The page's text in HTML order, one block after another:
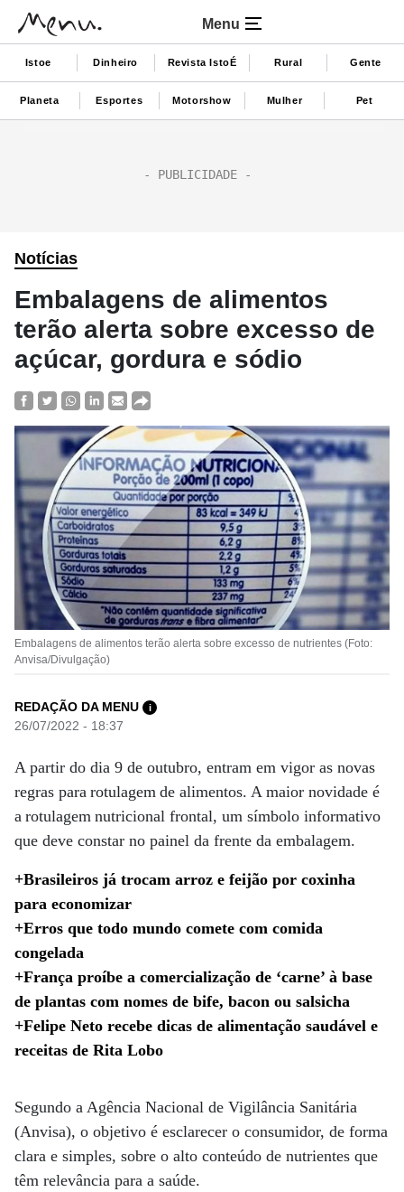
Menu
Istoe Dinheiro Revista IstoÉ Rural Gente
Planeta Esportes Motorshow Mulher Pet
Notícias
Embalagens de alimentos
terão alerta sobre excesso de
açúcar, gordura e sódio
Embalagens de alimentos terão alerta sobre excesso de nutrientes (Foto:
Anvisa/Divulgação)
REDAÇÃO DA MENU i
26/07/2022 - 18:37
A partir do dia 9 de outubro, entram em vigor as novas
regras para rotulagem de alimentos. A maior novidade é
a rotulagem nutricional frontal, um símbolo informativo
que deve constar no painel da frente da embalagem.
+Brasileiros já trocam arroz e feijão por coxinha
para economizar
+Erros que todo mundo comete com comida
congelada
+França proíbe a comercialização de ‘carne’ à base
de plantas com nomes de bife, bacon ou salsicha
+Felipe Neto recebe dicas de alimentação saudável e
receitas de Rita Lobo
Segundo a Agência Nacional de Vigilância Sanitária
(Anvisa), o objetivo é esclarecer o consumidor, de forma
clara e simples, sobre o alto conteúdo de nutrientes que
têm relevância para a saúde.